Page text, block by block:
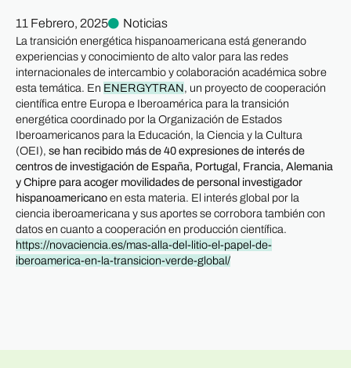
11 Febrero, 2025 Noticias
La transición energética hispanoamericana está generando
experiencias y conocimiento de alto valor para las redes
internacionales de intercambio y colaboración académica sobre
esta temática. En ENERGYTRAN, un proyecto de cooperación
científica entre Europa e Iberoamérica para la transición
energética coordinado por la Organización de Estados
Iberoamericanos para la Educación, la Ciencia y la Cultura
(OEI), se han recibido más de 40 expresiones de interés de
centros de investigación de España, Portugal, Francia, Alemania
y Chipre para acoger movilidades de personal investigador
hispanoamericanoen esta materia. El interés global por la
ciencia iberoamericana y sus aportes se corrobora también con
datos en cuanto a cooperación en producción científica.
https://novaciencia.es/mas-alla-del-litio-el-papel-de-
iberoamerica-en-la-transicion-verde-global/